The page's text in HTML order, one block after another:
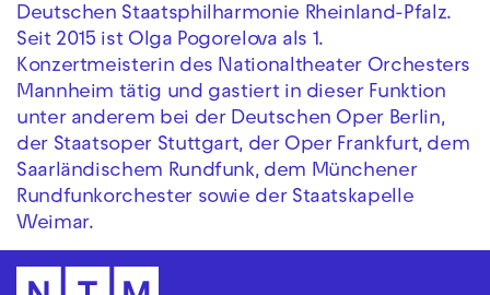
Deutschen Staatsphilharmonie Rheinland-Pfalz.
Seit 2015 ist Olga Pogorelova als 1.
Konzertmeisterin des Nationaltheater Orchesters
Mannheim tätig und gastiert in dieser Funktion
unter anderem bei der Deutschen Oper Berlin,
der Staatsoper Stuttgart, der Oper Frankfurt, dem
Saarländischem Rundfunk, dem Münchener
Rundfunkorchester sowie der Staatskapelle
Weimar.